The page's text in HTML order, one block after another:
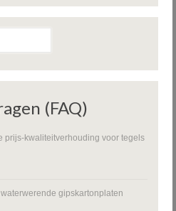
(FAQ)
prijs-kwaliteitverhouding voor tegels
gipskartonplaten